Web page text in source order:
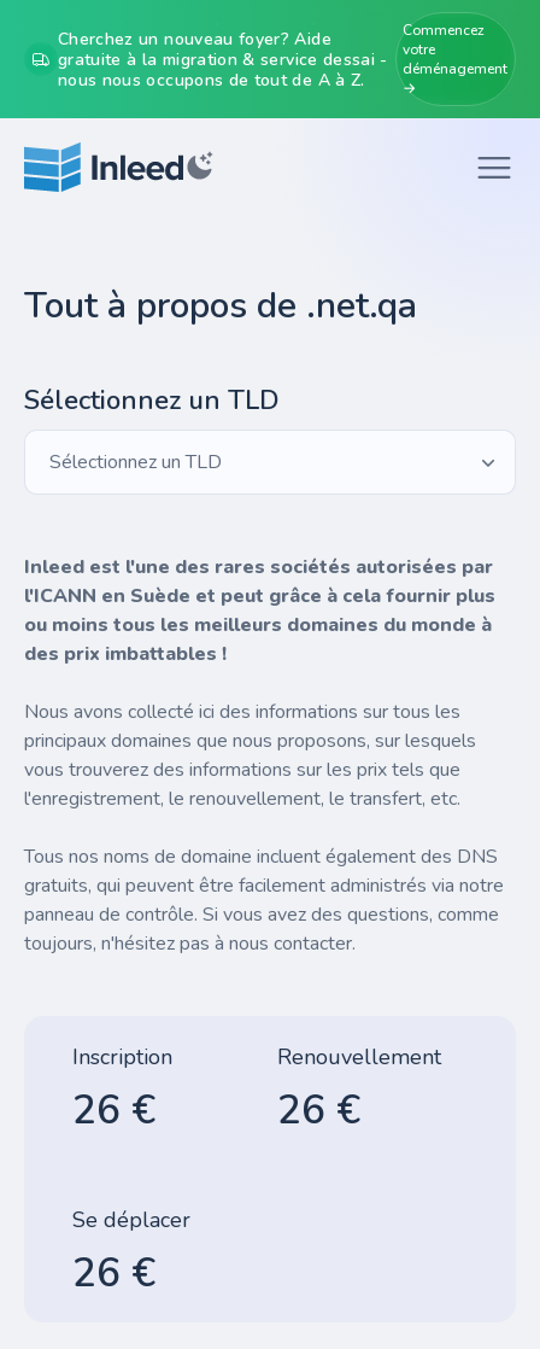
Cherchez un nouveau foyer? Aide
gratuite à la migration & service dessai -
nous nous occupons de tout de A à Z.
Commencez
votre
déménagement
→
Tout à propos de .net.qa
Sélectionnez un TLD
Sélectionnez un TLD
Inleed est l'une des rares sociétés autorisées par
l'ICANN en Suède et peut grâce à cela fournir plus
ou moins tous les meilleurs domaines du monde à
des prix imbattables !
Nous avons collecté ici des informations sur tous les
principaux domaines que nous proposons, sur lesquels
vous trouverez des informations sur les prix tels que
l'enregistrement, le renouvellement, le transfert, etc.
Tous nos noms de domaine incluent également des DNS
gratuits, qui peuvent être facilement administrés via notre
panneau de contrôle. Si vous avez des questions, comme
toujours, n'hésitez pas à nous contacter.
Inscription
26 €
Renouvellement
26 €
Se déplacer
26 €